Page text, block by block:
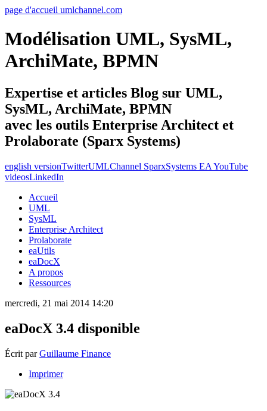
page d'accueil umlchannel.com
Modélisation UML, SysML,
ArchiMate, BPMN
Expertise et articles Blog sur UML,
SysML, ArchiMate, BPMN
avec les outils Enterprise Architect et
Prolaborate (Sparx Systems)
english versionTwitterUMLChannel SparxSystems EA YouTube
videosLinkedIn
Accueil
UML
SysML
Enterprise Architect
Prolaborate
eaUtils
eaDocX
A propos
Ressources
mercredi, 21 mai 2014 14:20
eaDocX 3.4 disponible
Écrit parGuillaume Finance
Imprimer